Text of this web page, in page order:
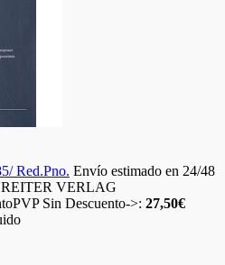
Red.Pno. Envío estimado en 24/48
VERLAG
PVP Sin Descuento->: 27,50€